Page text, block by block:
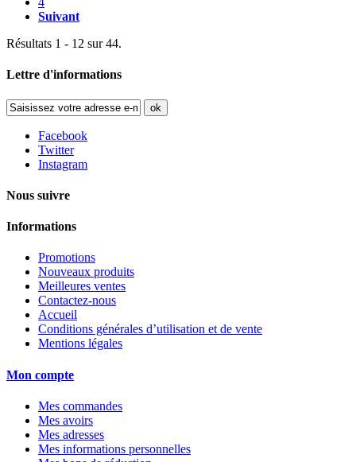
Suivant
Résultats 1 - 12 sur 44.
Lettre d'informations
ok
Facebook
Twitter
Instagram
Nous suivre
Informations
Promotions
Nouveaux produits
Meilleures ventes
Contactez-nous
Accueil
Conditions générales d’utilisation et de vente
Mentions légales
Mon compte
Mes commandes
Mes avoirs
Mes adresses
Mes informations personnelles